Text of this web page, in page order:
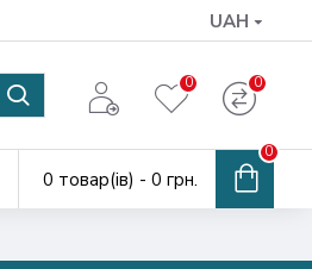
UAH
0 0
0 товар(ів) - 0 грн.
0